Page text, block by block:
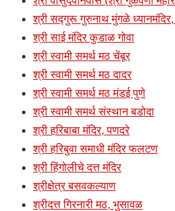
श्री सद्गुरू गुरुनाथ मुंगळे
श्री साई मंदिर कुडाळ गोवा
श्री स्वामी समर्थ मठ चेंबूर
श्री स्वामी समर्थ मठ दादर
श्री स्वामी समर्थ मठ मंडई पुणे
श्री स्वामी समर्थ संस्थान बडोदा
श्री हरिबाबा मंदिर, पणदरे
श्री हरिबुवा समाधी मंदिर फलटण
श्री हिंगोलीचे दत्त मंदिर
श्रीक्षेत्र बसवकल्याण
श्रीदत्त गिरनारी मठ, भुसावळ